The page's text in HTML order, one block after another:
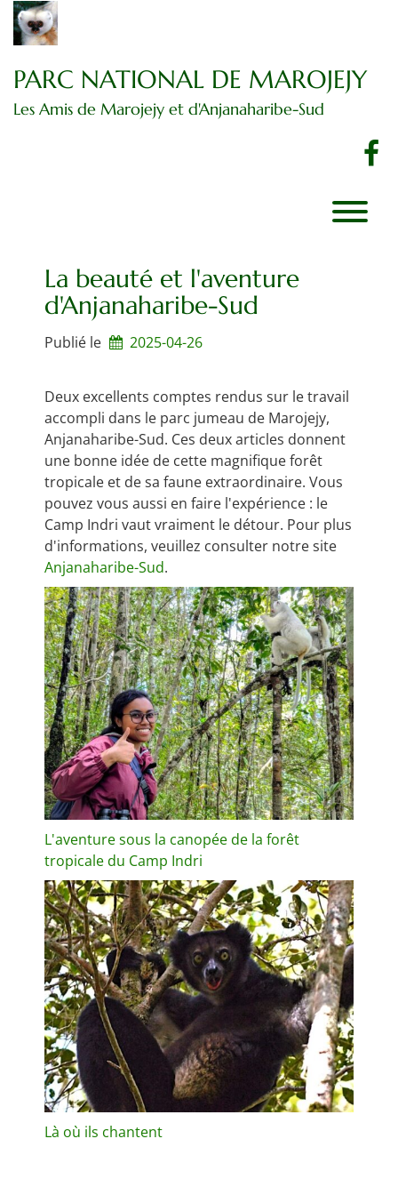
Passer
contenu
PARC NATIONAL DE MAROJEJY
Les Amis de Marojejy et d'Anjanaharibe-Sud
La beauté et l'aventure
d'Anjanaharibe-Sud
Publié le 2025-04-26
Deux excellents comptes rendus sur le travail
accompli dans le parc jumeau de Marojejy,
Anjanaharibe-Sud. Ces deux articles donnent
une bonne idée de cette magnifique forêt
tropicale et de sa faune extraordinaire. Vous
pouvez vous aussi en faire l'expérience : le
Camp Indri vaut vraiment le détour. Pour plus
d'informations, veuillez consulter notre site
Anjanaharibe-Sud.
L'aventure sous la canopée de la forêt
tropicale du Camp Indri
Là où ils chantent